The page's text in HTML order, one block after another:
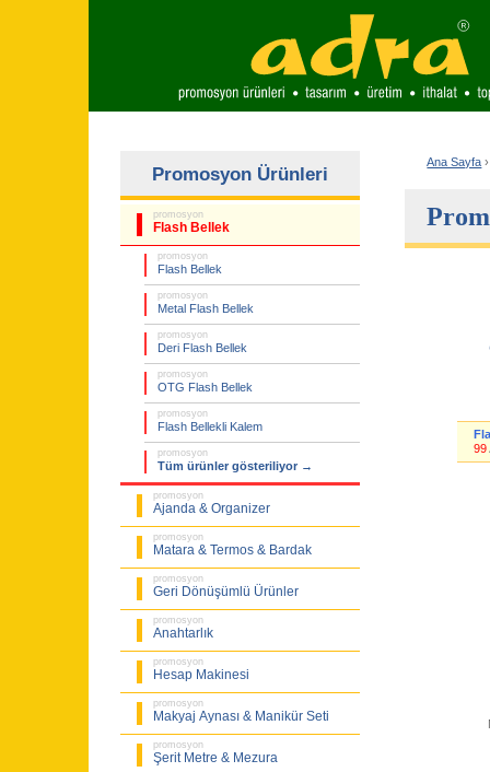
Promosyon Ürünleri
promosyon
Flash Bellek
promosyon
Flash Bellek
promosyon
Metal Flash Bellek
promosyon
Deri Flash Bellek
promosyon
OTG Flash Bellek
promosyon
Flash Bellekli Kalem
promosyon
Tüm ürünler gösteriliyor →
promosyon
Ajanda & Organizer
promosyon
Matara & Termos & Bardak
promosyon
Geri Dönüşümlü Ürünler
promosyon
Anahtarlık
promosyon
Hesap Makinesi
promosyon
Makyaj Aynası & Manikür Seti
promosyon
Şerit Metre & Mezura
Ana Sayfa ›
99